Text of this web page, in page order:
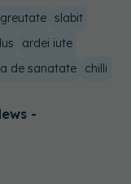
slabit
ardei iute
de sanatate chilli
-